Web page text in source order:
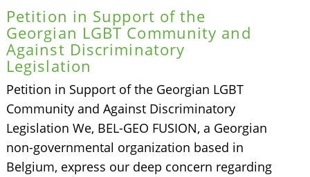
Petition in Support of the
Georgian LGBT Community and
Against Discriminatory
Legislation
Petition in Support of the Georgian LGBT
Community and Against Discriminatory
Legislation We, BEL-GEO FUSION, a Georgian
non-governmental organization based in
Belgium, express our deep concern regarding